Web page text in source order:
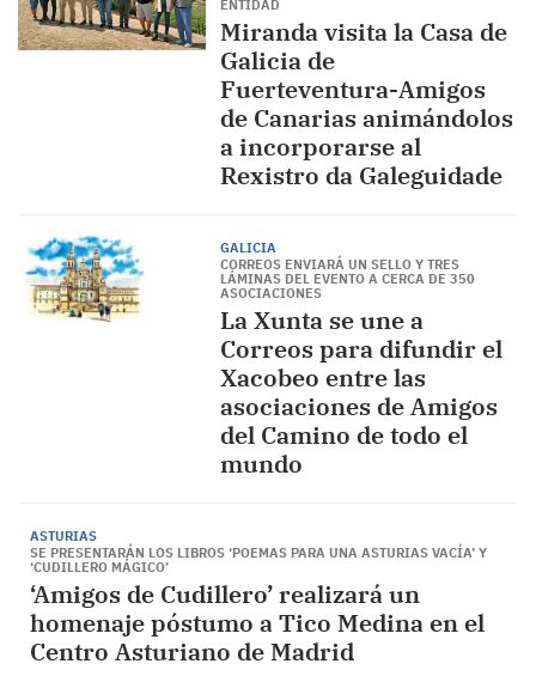
ENTIDAD
Miranda visita la Casa de
Galicia de
Fuerteventura-Amigos
de Canarias animándolos
a incorporarse al
Rexistro da Galeguidade
GALICIA
CORREOS ENVIARÁ UN SELLO Y TRES
LÁMINAS DEL EVENTO A CERCA DE 350
ASOCIACIONES
La Xunta se une a
Correos para difundir el
Xacobeo entre las
asociaciones de Amigos
del Camino de todo el
mundo
ASTURIAS
SE PRESENTARÁN LOS LIBROS ‘POEMAS PARA UNA ASTURIAS VACÍA’ Y
‘CUDILLERO MÁGICO’
‘Amigos de Cudillero’ realizará un
homenaje póstumo a Tico Medina en el
Centro Asturiano de Madrid